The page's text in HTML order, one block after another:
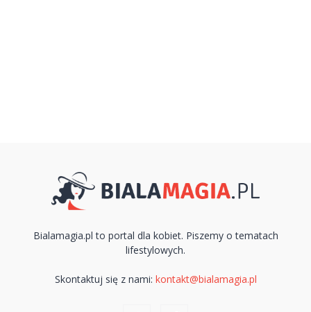
Bialamagia.pl to portal dla kobiet. Piszemy o tematach
lifestylowych.
Skontaktuj się z nami: kontakt@bialamagia.pl